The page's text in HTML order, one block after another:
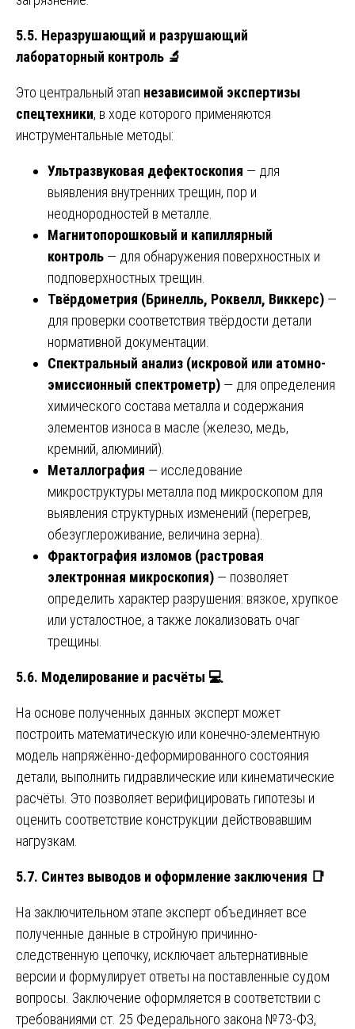
5.5. Неразрушающий и разрушающий
лабораторный контроль 🔬
Это центральный этап независимой экспертизы
спецтехники, в ходе которого применяются
инструментальные методы:
Ультразвуковая дефектоскопия — для
выявления внутренних трещин, пор и
неоднородностей в металле.
Магнитопорошковый и капиллярный
контроль — для обнаружения поверхностных и
подповерхностных трещин.
Твёрдометрия (Бринелль, Роквелл, Виккерс) —
для проверки соответствия твёрдости детали
нормативной документации.
Спектральный анализ (искровой или атомно-
эмиссионный спектрометр) — для определения
химического состава металла и содержания
элементов износа в масле (железо, медь,
кремний, алюминий).
Металлография — исследование
микроструктуры металла под микроскопом для
выявления структурных изменений (перегрев,
обезуглероживание, величина зерна).
Фрактография изломов (растровая
электронная микроскопия) — позволяет
определить характер разрушения: вязкое, хрупкое
или усталостное, а также локализовать очаг
трещины.
5.6. Моделирование и расчёты 💻
На основе полученных данных эксперт может
построить математическую или конечно-элементную
модель напряжённо-деформированного состояния
детали, выполнить гидравлические или кинематические
расчёты. Это позволяет верифицировать гипотезы и
оценить соответствие конструкции действовавшим
нагрузкам.
5.7. Синтез выводов и оформление заключения 📑
На заключительном этапе эксперт объединяет все
полученные данные в стройную причинно-
следственную цепочку, исключает альтернативные
версии и формулирует ответы на поставленные судом
вопросы. Заключение оформляется в соответствии с
требованиями ст. 25 Федерального закона №73-ФЗ,